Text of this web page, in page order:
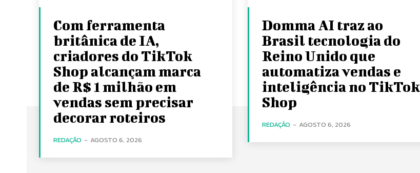
Com ferramenta
britânica de IA,
criadores do TikTok
Shop alcançam marca
de R$ 1 milhão em
vendas sem precisar
decorar roteiros
REDAÇÃO - AGOSTO 6, 2026
Domma AI traz ao
Brasil tecnologia do
Reino Unido que
automatiza vendas e
inteligência no TikTok
Shop
REDAÇÃO - AGOSTO 6, 2026